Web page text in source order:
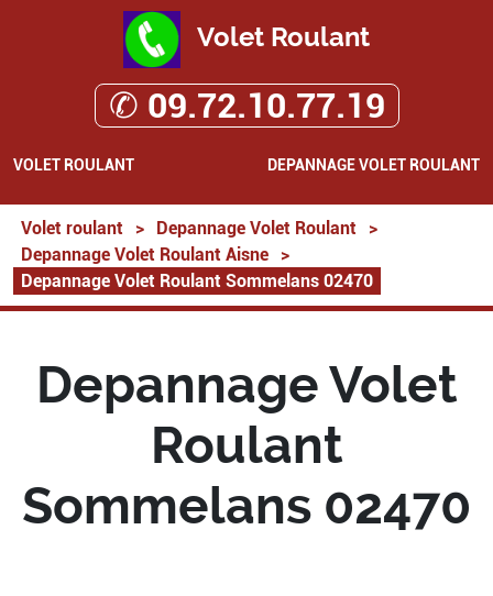
Volet Roulant
✆ 09.72.10.77.19
VOLET ROULANT DEPANNAGE VOLET ROULANT
Volet roulant > Depannage Volet Roulant
>
Depannage Volet Roulant Aisne
>
Depannage Volet Roulant Sommelans 02470
Depannage Volet
Roulant
Sommelans 02470